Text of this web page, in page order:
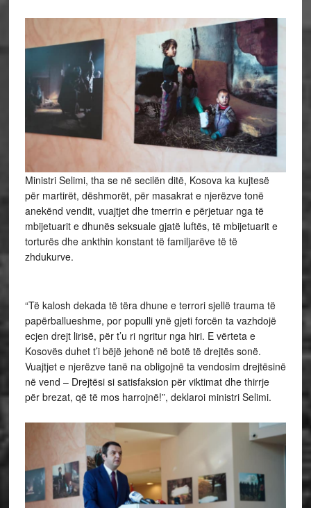
Ministri Selimi, tha se në secilën ditë, Kosova ka kujtesë
për martirët, dëshmorët, për masakrat e njerëzve tonë
anekënd vendit, vuajtjet dhe tmerrin e përjetuar nga të
mbijetuarit e dhunës seksuale gjatë luftës, të mbijetuarit e
torturës dhe ankthin konstant të familjarëve të të
zhdukurve.
“Të kalosh dekada të tëra dhune e terrori sjellë trauma të
papërballueshme, por populli ynë gjeti forcën ta vazhdojë
ecjen drejt lirisë̈, për t’u ri ngritur nga hiri. E vërteta e
Kosovës duhet t’i bëjë jehonë në botë të drejtës sonë.
Vuajtjet e njerëzve tanë na obligojnë ta vendosim drejtësinë
në vend – Drejtësi si satisfaksion për viktimat dhe thirrje
për brezat, që të mos harrojnë!”, deklaroi ministri Selimi.